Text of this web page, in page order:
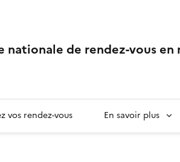
nationale de rendez-vous en
vos rendez-vous En savoir plus